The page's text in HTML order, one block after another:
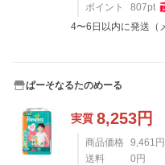
ポイント
807pt
4〜6日以内に発送（
ぱーそなるたのめーる
実質 8,253円
商品価格 9,461 円
送料
0円